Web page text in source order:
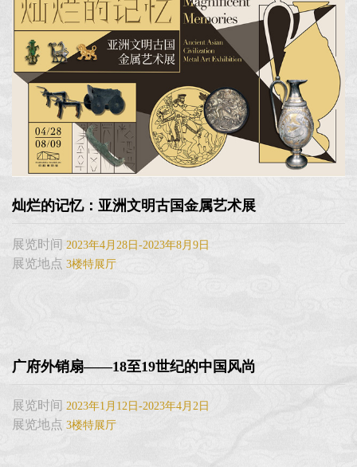
灿烂的记忆：亚洲文明古国金属艺术展
展览时间 2023年4月28日-2023年8月9日
展览地点 3楼特展厅
广府外销扇——18至19世纪的中国风尚
展览时间 2023年1月12日-2023年4月2日
展览地点 3楼特展厅